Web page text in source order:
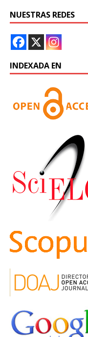
NUESTRAS REDES
INDEXADA EN